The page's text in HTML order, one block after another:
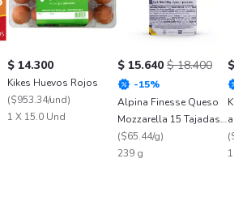
$ 14.300
Kikes Huevos Rojos
($953.34/und)
1 X 15.0 Und
$ 15.640 $ 18.400
-15%
Alpina Finesse Queso
Mozzarella 15 Tajadas
239 g
($65.44/g)
239 g
$
(
1 X